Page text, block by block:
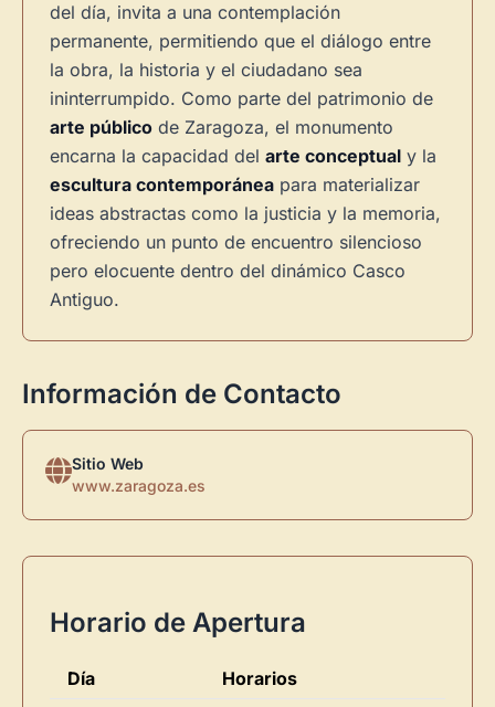
del día, invita a una contemplación
permanente, permitiendo que el diálogo entre
la obra, la historia y el ciudadano sea
ininterrumpido. Como parte del patrimonio de
arte público de Zaragoza, el monumento
encarna la capacidad del arte conceptual y la
escultura contemporánea para materializar
ideas abstractas como la justicia y la memoria,
ofreciendo un punto de encuentro silencioso
pero elocuente dentro del dinámico Casco
Antiguo.
Información de Contacto
Sitio Web
www.zaragoza.es
Horario de Apertura
Día
Horarios
Novedad: Tu Panel de Usuario
Directorio de Arte estrena su nuevo Panel de Usuario
centro de control para gestionar todo tu arte.
Publica y gestiona tus obras
Recibe y responde mensajes
Crear cuenta y abrir mi Panel